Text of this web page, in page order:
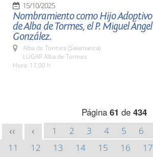
15/10/2025
Nombramiento como Hijo Adoptivo
de Alba de Tormes, el P. Miguel Ángel
González.
Alba de Tormes (Salamanca)
LUGAR Alba de Tormes
Hora: 17,00 h
Página 61 de 434
<< < 1 2 3 4 5 6
11
12 13 14 15 16 17